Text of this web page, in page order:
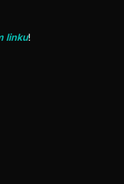
linku!